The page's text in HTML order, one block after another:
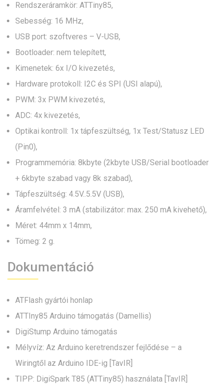
Rendszeráramkör: ATTiny85,
Sebesség: 16 MHz,
USB port: szoftveres – V-USB,
Bootloader: nem telepített,
Kimenetek: 6x I/O kivezetés,
Hardware protokoll: I2C és SPI (USI alapú),
PWM: 3x PWM kivezetés,
ADC: 4x kivezetés,
Optikai kontroll: 1x tápfeszültség, 1x Test/Statusz LED
(Pin0),
Programmemória: 8kbyte (2kbyte USB/Serial bootloader
+ 6kbyte szabad vagy 8k szabad),
Tápfeszültség: 4.5V..5.5V (USB),
Áramfelvétel: 3 mA (stabilizátor: max. 250 mA kivehető),
Méret: 44mm x 14mm,
Tömeg: 2 g.
Dokumentáció
ATFlash gyártói honlap
ATTIny85 Arduino támogatás (Damellis)
DigiStump Arduino támogatás
Mélyvíz: Az Arduino keretrendszer fejlődése – a
Wiringtől az Arduino IDE-ig [TavIR]
TIPP: DigiSpark T85 (ATTiny85) használata [TavIR]